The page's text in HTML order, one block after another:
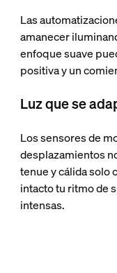
Las
amanecer
enfoque suave
positiva y un
Luz que se
Los sensores de
desplazamientos
tenue y cálida solo
intacto tu ritmo de
intensas.